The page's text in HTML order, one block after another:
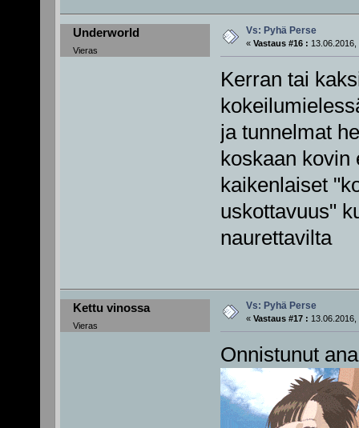
Underworld
Vieras
Vs: Pyhä Perse
« Vastaus #16 : 13.06.2016,
Kerran tai
ja tunnelmat
koskaan
kaikenlaiset
uskottavuus"
naurettavilta
Kettu vinossa
Vieras
Vs: Pyhä Perse
« Vastaus #17 : 13.06.2016,
Onnistunut